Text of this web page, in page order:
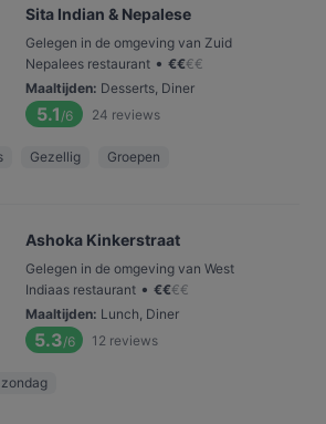
Sita Indian & Nepalese
Gelegen in de omgeving van Zuid
Nepalees restaurant • €€€€
Maaltijden: Desserts, Diner
5.1 /6 24 reviews
Gezellig Groepen
Ashoka Kinkerstraat
Gelegen in de omgeving van West
Indiaas restaurant • €€€€
Maaltijden: Lunch, Diner
5.3/6 12 reviews